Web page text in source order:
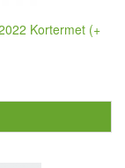
Kortermet (+